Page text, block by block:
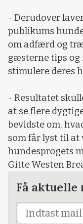
- Derudover
publikums
om adfærd og
gæsterne tips og
stimulere deres
- Resultatet
at se flere
bevidste om,
som får lyst til at
hundesprogets
Gitte Westen
Få